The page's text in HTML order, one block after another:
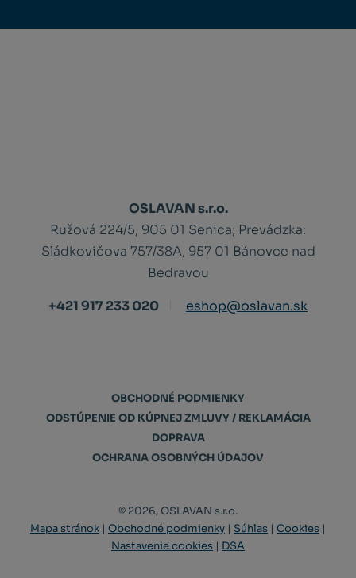
OSLAVAN s.r.o.
Ružová 224/5, 905 01 Senica; Prevádzka:
Sládkovičova 757/38A, 957 01 Bánovce nad
Bedravou
+421 917 233 020
eshop@oslavan.sk
OBCHODNÉ PODMIENKY
ODSTÚPENIE OD KÚPNEJ ZMLUVY / REKLAMÁCIA
DOPRAVA
OCHRANA OSOBNÝCH ÚDAJOV
© 2026, OSLAVAN s.r.o.
Mapa stránok | Obchodné podmienky | Súhlas | Cookies |
Nastavenie cookies | DSA